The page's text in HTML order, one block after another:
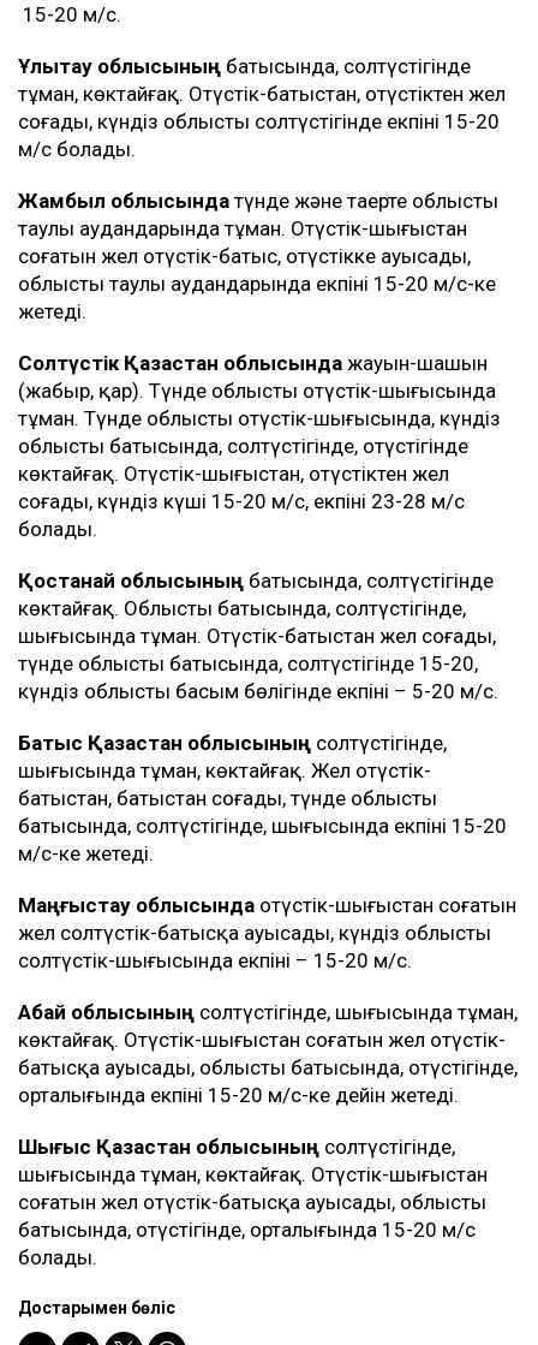
15-20 м/с.
Ұлытау облысының батысында, солтүстігінде
тұман, көктайғақ. Оңтүстік-батыстан, оңтүстіктен жел
соғады, күндіз облыстың солтүстігінде екпіні 15-20
м/с болады.
Жамбыл облысында түнде және таңертең облыстың
таулы аудандарында тұман. Оңтүстік-шығыстан
соғатын жел оңтүстік-батыс, оңтүстікке ауысады,
облыстың таулы аудандарында екпіні 15-20 м/с-ке
жетеді.
Солтүстік Қазақстан облысында жауын-шашын
(жаңбыр, қар). Түнде облыстың оңтүстік-шығысында
тұман. Түнде облыстың оңтүстік-шығысында, күндіз
облыстың батысында, солтүстігінде, оңтүстігінде
көктайғақ. Оңтүстік-шығыстан, оңтүстіктен жел
соғады, күндіз күші 15-20 м/с, екпіні 23-28 м/с
болады.
Қостанай облысының батысында, солтүстігінде
көктайғақ. Облыстың батысында, солтүстігінде,
шығысында тұман. Оңтүстік-батыстан жел соғады,
түнде облыстың батысында, солтүстігінде 15-20,
күндіз облыстың басым бөлігінде екпіні – 5-20 м/с.
Батыс Қазақстан облысының солтүстігінде,
шығысында тұман, көктайғақ. Жел оңтүстік-
батыстан, батыстан соғады, түнде облыстың
батысында, солтүстігінде, шығысында екпіні 15-20
м/с-ке жетеді.
Маңғыстау облысында оңтүстік-шығыстан соғатын
жел солтүстік-батысқа ауысады, күндіз облыстың
солтүстік-шығысында екпіні – 15-20 м/с.
Абай облысының солтүстігінде, шығысында тұман,
көктайғақ. Оңтүстік-шығыстан соғатын жел оңтүстік-
батысқа ауысады, облыстың батысында, оңтүстігінде,
орталығында екпіні 15-20 м/c-ке дейін жетеді.
Шығыс Қазақстан облысының солтүстігінде,
шығысында тұман, көктайғақ. Оңтүстік-шығыстан
соғатын жел оңтүстік-батысқа ауысады, облыстың
батысында, оңтүстігінде, орталығында 15-20 м/с
болады.
Достарыңмен бөліс